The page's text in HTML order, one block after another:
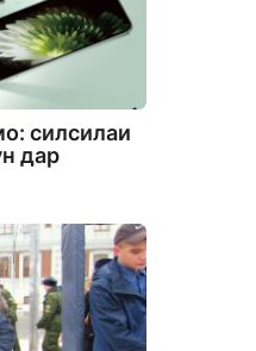
силсилаи
дар